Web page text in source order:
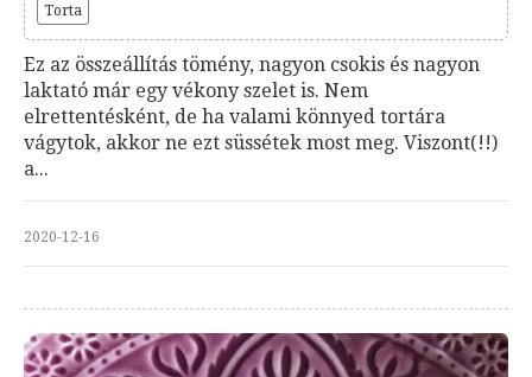
Torta
Ez az összeállítás tömény, nagyon csokis és nagyon
laktató már egy vékony szelet is. Nem
elrettentésként, de ha valami könnyed tortára
vágytok, akkor ne ezt süssétek most meg. Viszont(!!)
a...
2020-12-16